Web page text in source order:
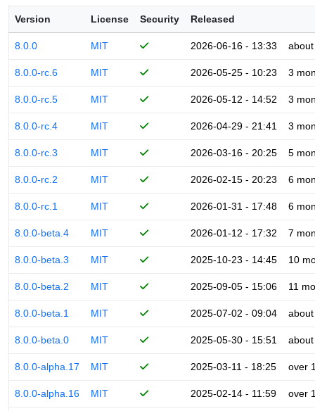
Version License Security Released
8.0.0 MIT 2026-06-16 - 13:33
8.0.0-rc.6 MIT 2026-05-25 - 10:23 3
8.0.0-rc.5 MIT 2026-05-12 - 14:52 3
8.0.0-rc.4 MIT 2026-04-29 - 21:41 3
8.0.0-rc.3 MIT 2026-03-16 - 20:25 5
8.0.0-rc.2 MIT 2026-02-15 - 20:23 6
8.0.0-rc.1 MIT 2026-01-31 - 17:48 6
8.0.0-beta.4 MIT 2026-01-12 - 17:32 7
8.0.0-beta.3 MIT 2025-10-23 - 14:45 10
8.0.0-beta.2 MIT 2025-09-05 - 15:06 11
8.0.0-beta.1 MIT 2025-07-02 - 09:04
8.0.0-beta.0 MIT 2025-05-30 - 15:51
8.0.0-alpha.17 MIT 2025-03-11 - 18:25 over
8.0.0-alpha.16 MIT 2025-02-14 - 11:59 over